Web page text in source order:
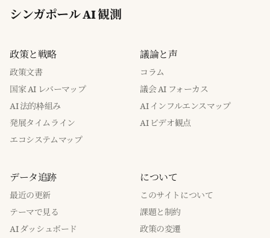
シンガポール AI 観測
政策と戦略
政策文書
国家 AI レバーマップ
AI 法的枠組み
発展タイムライン
エコシステムマップ
議論と声
コラム
議会 AI フォーカス
AI インフルエンスマップ
AI ビデオ観点
データ追跡
最近の更新
テーマで見る
AI ダッシュボード
について
このサイトについて
課題と制約
政策の変遷